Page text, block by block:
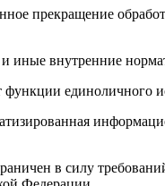
прекращение
внутренние
единоличного
в силу